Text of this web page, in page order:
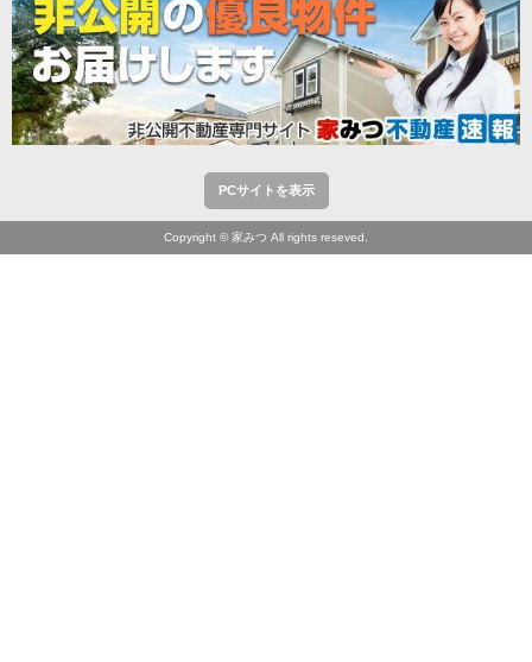
PCサイトを表示
Copyright © 家みつ All rights reseved.